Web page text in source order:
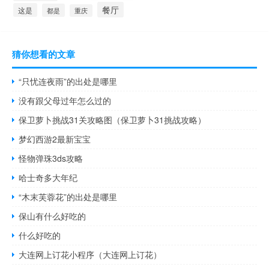
这是 都是 重庆 餐厅
猜你想看的文章
“只忧连夜雨”的出处是哪里
没有跟父母过年怎么过的
保卫萝卜挑战31关攻略图（保卫萝卜31挑战攻略）
梦幻西游2最新宝宝
怪物弹珠3ds攻略
哈士奇多大年纪
“木末芙蓉花”的出处是哪里
保山有什么好吃的
什么好吃的
大连网上订花小程序（大连网上订花）